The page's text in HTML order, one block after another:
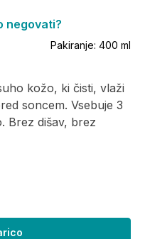
kožo, ki čisti, vlaži
soncem. Vsebuje 3
Brez dišav, brez
Pakiranje: 400 ml
negovati?